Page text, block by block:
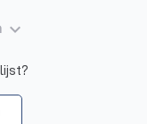
keyboard_arrow_down